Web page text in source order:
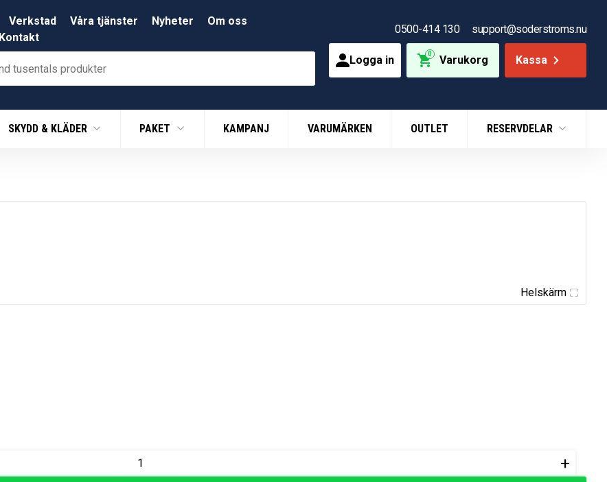
Verkstad Våra tjänster Nyheter
Om oss
Kontakt
0500-414 130 support@soderstroms.nu
Logga in 0 Varukorg Kassa
SKYDD & KLÄDER PAKET KAMPANJ VARUMÄRKEN OUTLET RESERVDELAR
Helskärm
+